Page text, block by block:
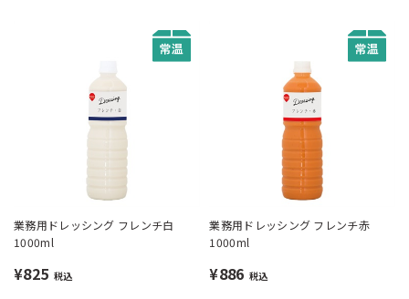
業務用ドレッシング フレンチ白
1000ml
¥825 税込
業務用ドレッシング フレンチ赤
1000ml
¥886 税込